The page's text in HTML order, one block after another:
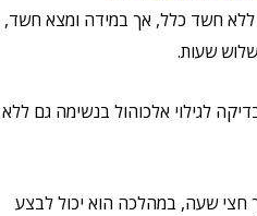
ללא חשד כלל, אך במידה ומצא חשד,
שעות.
לגילוי אלכוהול בנשימה גם ללא
שעה, במהלכה הוא יכול לבצע